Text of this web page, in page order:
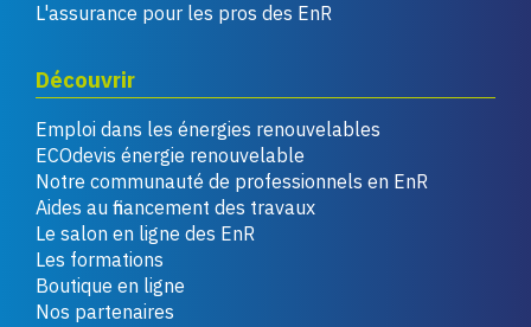
L'assurance pour les pros des EnR
Découvrir
Emploi dans les énergies renouvelables
ECOdevis énergie renouvelable
Notre communauté de professionnels en EnR
Aides au financement des travaux
Le salon en ligne des EnR
Les formations
Boutique en ligne
Nos partenaires